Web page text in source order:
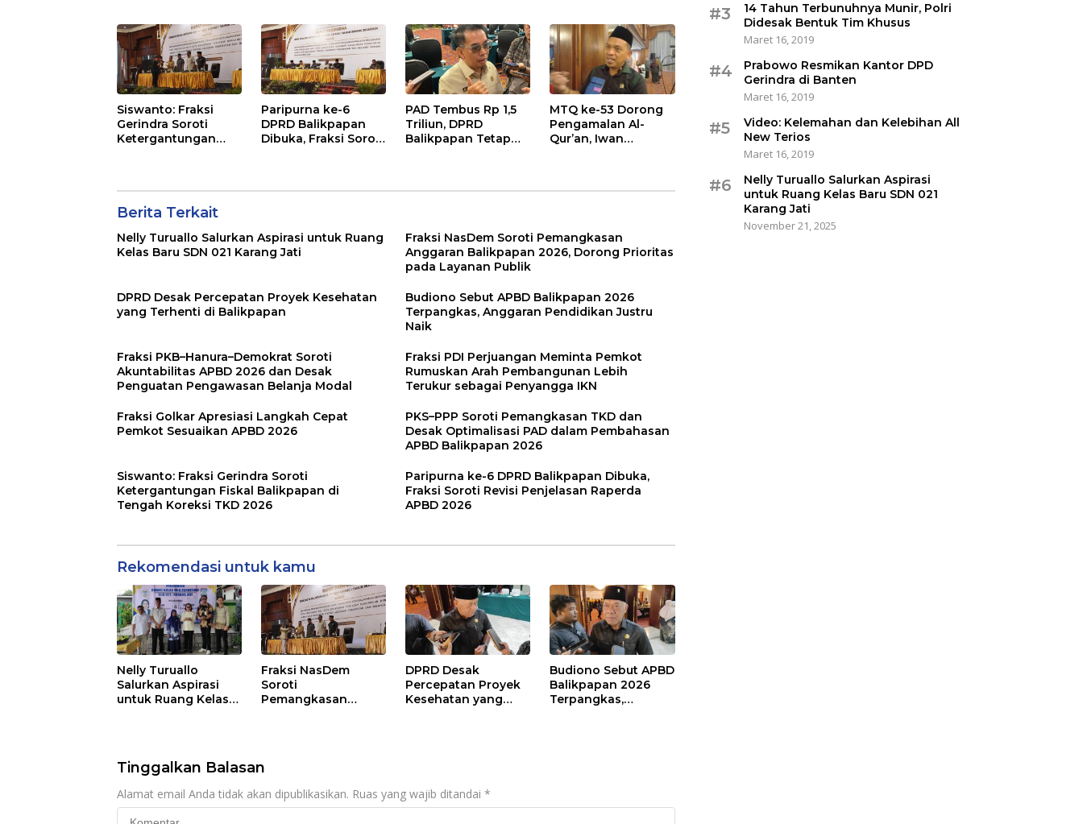
Pengawasan
Belanja Modal
sebagai Penyangga
IKN
APBD Balikpapan
2026
Siswanto: Fraksi
Gerindra Soroti
Ketergantungan
Paripurna ke-6
DPRD Balikpapan
Dibuka, Fraksi Soroti
PAD Tembus Rp 1,5
Triliun, DPRD
Balikpapan Tetap
MTQ ke-53 Dorong
Pengamalan Al-
Qur’an, Iwan
Berita Terkait
Nelly Turuallo Salurkan Aspirasi untuk Ruang
Kelas Baru SDN 021 Karang Jati
Fraksi NasDem Soroti Pemangkasan
Anggaran Balikpapan 2026, Dorong Prioritas
pada Layanan Publik
DPRD Desak Percepatan Proyek Kesehatan
yang Terhenti di Balikpapan
Budiono Sebut APBD Balikpapan 2026
Terpangkas, Anggaran Pendidikan Justru
Naik
Fraksi PKB–Hanura–Demokrat Soroti
Akuntabilitas APBD 2026 dan Desak
Penguatan Pengawasan Belanja Modal
Fraksi PDI Perjuangan Meminta Pemkot
Rumuskan Arah Pembangunan Lebih
Terukur sebagai Penyangga IKN
Fraksi Golkar Apresiasi Langkah Cepat
Pemkot Sesuaikan APBD 2026
PKS–PPP Soroti Pemangkasan TKD dan
Desak Optimalisasi PAD dalam Pembahasan
APBD Balikpapan 2026
Siswanto: Fraksi Gerindra Soroti
Ketergantungan Fiskal Balikpapan di
Tengah Koreksi TKD 2026
Paripurna ke-6 DPRD Balikpapan Dibuka,
Fraksi Soroti Revisi Penjelasan Raperda
APBD 2026
Rekomendasi untuk kamu
Nelly Turuallo
Salurkan Aspirasi
untuk Ruang Kelas
Fraksi NasDem
Soroti
Pemangkasan
Publik
DPRD Desak
Percepatan Proyek
Kesehatan yang
Budiono Sebut APBD
Balikpapan 2026
Terpangkas,
Tinggalkan Balasan
Alamat email Anda tidak akan dipublikasikan. Ruas yang wajib ditandai *
#3
14 Tahun Terbunuhnya Munir, Polri
Didesak Bentuk Tim Khusus
Maret 16, 2019
#4
Prabowo Resmikan Kantor DPD
Gerindra di Banten
Maret 16, 2019
#5
Video: Kelemahan dan Kelebihan All
New Terios
Maret 16, 2019
#6
Nelly Turuallo Salurkan Aspirasi
untuk Ruang Kelas Baru SDN 021
Karang Jati
November 21, 2025